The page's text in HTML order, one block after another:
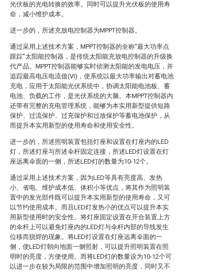
光伏板的光电转换的效率。同时可以提升光伏板的使用寿
命，减小维护成本。
进一步的，所述充放电控制器为MPPT控制器。
通过采用上述技术方案，MPPT控制器的全称“最大功率点
跟踪”太阳能控制器，是传统太阳能充放电控制器的升级换
代产品。MPPT控制器能够实时侦测太阳能的发电电压，并
追踪最高电压电流值(VI)，使系统以最大功率输出对蓄电池
充电，应用于太阳能光伏系统中，协调太阳能电池板、蓄
电池、负载的工作，是光伏系统的大脑。本MPPT控制器内
还带有完整的充电管理系统，能够为本实用新型提供短路
保护、过流保护、过充保护和过放保护等蓄电池保护，从
而提升本实用新型的使用寿命和使用安全性。
进一步的，所述照明装置包括灯座和设置在灯座内的LED
灯，所述灯座与所述伞杆固定连接，所述LED灯设置在灯
座远离伞面的一侧，所述LED灯的数量为10-12个。
通过采用上述技术方案，因为LED等具有亮度高、发热
小、省电、维护成本低、体积小等优点，将其作为照明装
置中的发光部件既可以提升本实用新型的使用寿命，又可
以节约使用成本。而且LED灯发热小的优点可以提升本实
用新型使用时的安全性。将灯座固定设置在开合装置上方
的伞杆上可以避免灯座内的LED灯与伞杆内部的导线发生
位移而脱焊的现象。将LED灯设置在灯座远离伞面的一
侧，使LED灯朝向地面一侧照射，可以提升照明装置在照
明时的亮度，方便使用。而将LED灯的数量设为10-12个可
以进一步在较为局限的范围中增加照明的亮度，同时又不